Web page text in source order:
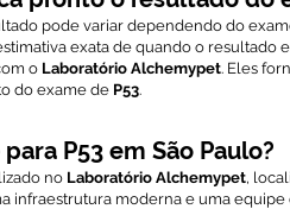
pode variar dependendo do
exata de quando o resultado
o Laboratório Alchemypet. Eles
do exame de P53.
P53 em São Paulo?
no Laboratório Alchemypet,
infraestrutura moderna e uma equipe